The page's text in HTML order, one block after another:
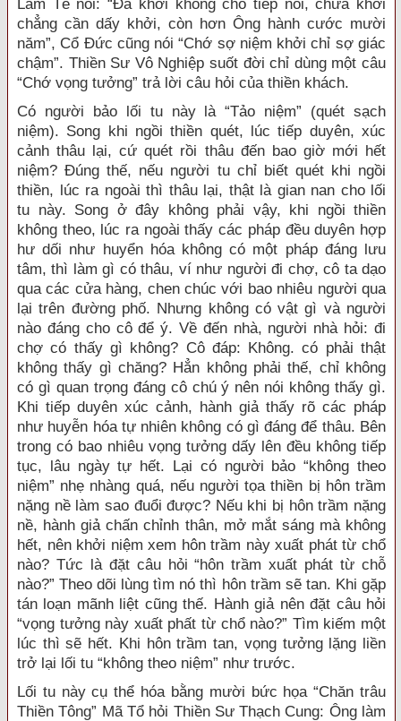
Lâm Tế nói: “Ðã khởi không cho tiếp nối, chưa khởi
chẳng cần dấy khởi, còn hơn Ông hành cước mười
năm”, Cổ Ðức cũng nói “Chớ sợ niệm khởi chỉ sợ giác
chậm”. Thiền Sư Vô Nghiệp suốt đời chỉ dùng một câu
“Chớ vọng tưởng” trả lời câu hỏi của thiền khách.
Có người bảo lối tu này là “Tảo niệm” (quét sạch
niệm). Song khi ngồi thiền quét, lúc tiếp duyên, xúc
cảnh thâu lại, cứ quét rồi thâu đến bao giờ mới hết
niệm? Ðúng thế, nếu người tu chỉ biết quét khi ngồi
thiền, lúc ra ngoài thì thâu lại, thật là gian nan cho lối
tu này. Song ở đây không phải vậy, khi ngồi thiền
không theo, lúc ra ngoài thấy các pháp đều duyên hợp
hư dối như huyển hóa không có một pháp đáng lưu
tâm, thì làm gì có thâu, ví như người đi chợ, cô ta dạo
qua các cửa hàng, chen chúc với bao nhiêu người qua
lại trên đường phố. Nhưng không có vật gì và người
nào đáng cho cô để ý. Về đến nhà, người nhà hỏi: đi
chợ có thấy gì không? Cô đáp: Không. có phải thật
không thấy gì chăng? Hẳn không phải thế, chỉ không
có gì quan trọng đáng cô chú ý nên nói không thấy gì.
Khi tiếp duyên xúc cảnh, hành giả thấy rõ các pháp
như huyễn hóa tự nhiên không có gì đáng để thâu. Bên
trong có bao nhiêu vọng tưởng dấy lên đều không tiếp
tục, lâu ngày tự hết. Lại có người bảo “không theo
niệm” nhẹ nhàng quá, nếu người tọa thiền bị hôn trầm
nặng nề làm sao đuổi được? Nếu khi bị hôn trầm nặng
nề, hành giả chấn chỉnh thân, mở mắt sáng mà không
hết, nên khởi niệm xem hôn trầm này xuất phát từ chổ
nào? Tức là đặt câu hỏi “hôn trầm xuất phát từ chỗ
nào?” Theo dõi lùng tìm nó thì hôn trầm sẽ tan. Khi gặp
tán loạn mãnh liệt cũng thế. Hành giả nên đặt câu hỏi
“vọng tưởng này xuất phất từ chổ nào?” Tìm kiếm một
lúc thì sẽ hết. Khi hôn trầm tan, vọng tưởng lặng liền
trở lại lối tu “không theo niệm” như trước.
Lối tu này cụ thể hóa bằng mười bức họa “Chăn trâu
Thiền Tông” Mã Tổ hỏi Thiền Sư Thạch Cung: Ông làm